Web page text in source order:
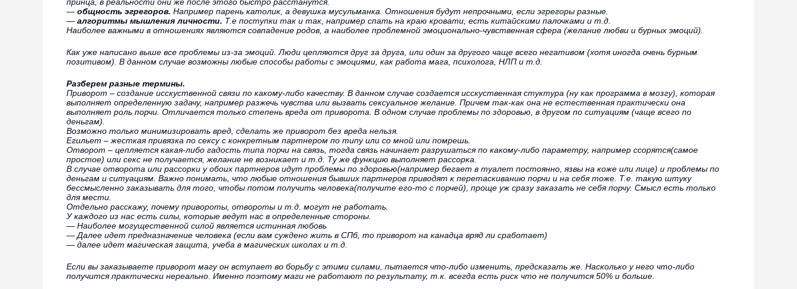
принца, в реальности они же после этого быстро расстанутся.
— общность эгрегоров. Например парень католик, а девушка мусульманка. Отношения будут непрочными, если эгрегоры разные.
— алгоритмы мышления личности. Т.е поступки так и так, например спать на краю кровати, есть китайскими палочками и т.д.
Наиболее важными в отношениях являются совпадение родов, а наиболее проблемной эмоционально-чувственная сфера (желание любви и бурных эмоций).
Как уже написано выше все проблемы из-за эмоций. Люди цепляются друг за друга, или один за другого чаще всего негативом (хотя иногда очень бурным
позитивом). В данном случае возможны любые способы работы с эмоциями, как работа мага, психолога, НЛП и т.д.
Разберем разные термины.
Приворот – создание исскуственной связи по какому-либо качеству. В данном случае создается исскуственная стуктура (ну как программа в мозгу), которая
выполняет определенную задачу, например разжечь чувства или вызвать сексуальное желание. Причем так-как она не естественная практически она
выполняет роль порчи. Отличается только степень вреда от приворота. В одном случае проблемы по здоровью, в другом по ситуациям (чаще всего по
деньгам).
Возможно только минимизировать вред, сделать же приворот без вреда нельзя.
Егильет – жесткая привязка по сексу с конкретным партнером по типу или со мной или помрешь.
Отворот – цепляется какая-либо гадость типа порчи на связь, тогда связь начинает разрушаться по какому-либо параметру, например ссорятся(самое
простое) или секс не получается, желание не возникает и т.д. Ту же функцию выполняет рассорка.
В случае отворота или рассорки у обоих партнеров идут проблемы по здоровью(например бегает в туалет постоянно, язвы на коже или лице) и проблемы по
деньгам и ситуациям. Важно понимать, что любые отношения бывших партнеров приводят к перетаскиванию порчи и на себя тоже. Т.е. такую штуку
бессмысленно заказывать для того, чтобы потом получить человека(получите его-то с порчей), проще уж сразу заказать не себя порчу. Смысл есть только
для мести.
Отдельно расскажу, почему привороты, отвороты и т.д. могут не работать.
У каждого из нас есть силы, которые ведут нас в определенные стороны.
— Наиболее могущественной силой является истинная любовь
— Далее идет предназначение человека (если вам суждено жить в СПб, то приворот на канадца вряд ли сработает)
— далее идет магическая защита, учеба в магических школах и т.д.
Если вы заказываете приворот магу он вступает во борьбу с этими силами, пытается что-либо изменить, предсказать же. Насколько у него что-либо
получится практически нереально. Именно поэтому маги не работают по результату, т.к. всегда есть риск что не получится 50% и больше.